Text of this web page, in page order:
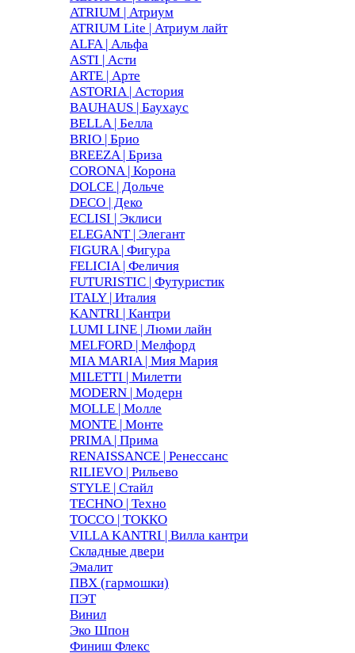
ATRIUM | Атриум
ATRIUM Lite | Атриум лайт
ALFA | Альфа
ASTI | Асти
ARTE | Арте
ASTORIA | Астория
BAUHAUS | Баухаус
BELLA | Белла
BRIO | Брио
BREEZA | Бриза
CORONA | Корона
DOLCE | Дольче
DECO | Деко
ECLISI | Эклиси
ELEGANT | Элегант
FIGURA | Фигура
FELICIA | Феличия
FUTURISTIC | Футуристик
ITALY | Италия
KANTRI | Кантри
LUMI LINE | Люми лайн
MELFORD | Мелфорд
MIA MARIA | Мия Мария
MILETTI | Милетти
MODERN | Модерн
MOLLE | Молле
MONTE | Монте
PRIMA | Прима
RENAISSANCE | Ренессанс
RILIEVO | Рильево
STYLE | Стайл
TECHNO | Техно
TOCCO | ТОККО
VILLA KANTRI | Вилла кантри
Складные двери
Эмалит
ПВХ (гармошки)
ПЭТ
Винил
Эко Шпон
Финиш Флекс